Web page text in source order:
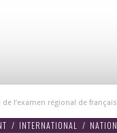
l’examen régional de
/ INTERNATIONAL /